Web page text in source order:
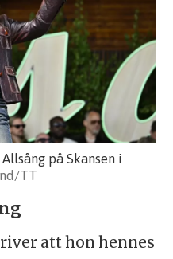
på Skansen i
TT
att hon hennes